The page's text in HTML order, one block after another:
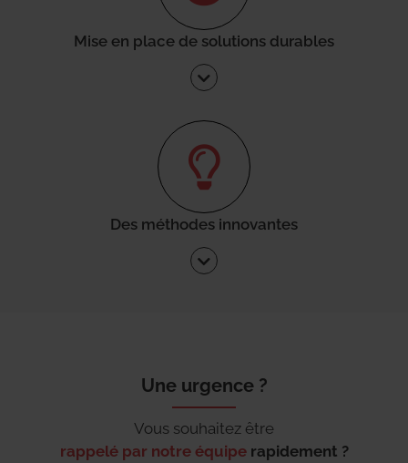
Mise en place de solutions durables
Des méthodes innovantes
Une urgence ?
Vous souhaitez être
rappelé par notre équipe rapidement ?